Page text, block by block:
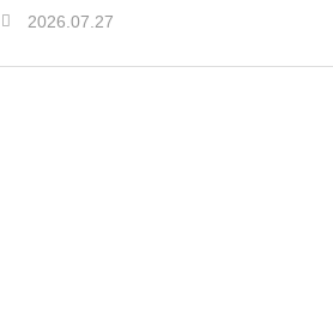
2026.07.27